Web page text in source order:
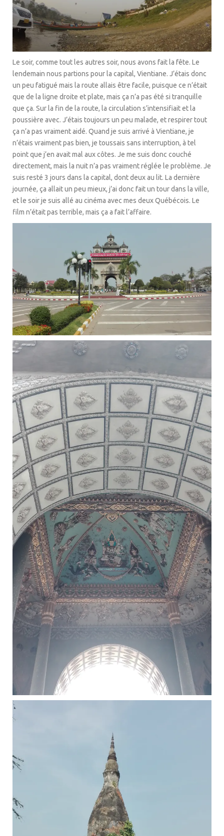
Le soir, comme tout les autres soir, nous avons fait la fête. Le
lendemain nous partions pour la capital, Vientiane. J’étais donc
un peu fatigué mais la route allais être facile, puisque ce n’était
que de la ligne droite et plate, mais ça n’a pas été si tranquille
que ça. Sur la fin de la route, la circulation s’intensifiait et la
poussière avec. J’étais toujours un peu malade, et respirer tout
ça n’a pas vraiment aidé. Quand je suis arrivé à Vientiane, je
n’étais vraiment pas bien, je toussais sans interruption, à tel
point que j’en avait mal aux côtes. Je me suis donc couché
directement, mais la nuit n’a pas vraiment réglée le problème. Je
suis resté 3 jours dans la capital, dont deux au lit. La dernière
journée, ça allait un peu mieux, j’ai donc fait un tour dans la ville,
et le soir je suis allé au cinéma avec mes deux Québécois. Le
film n’était pas terrible, mais ça a fait l’affaire.